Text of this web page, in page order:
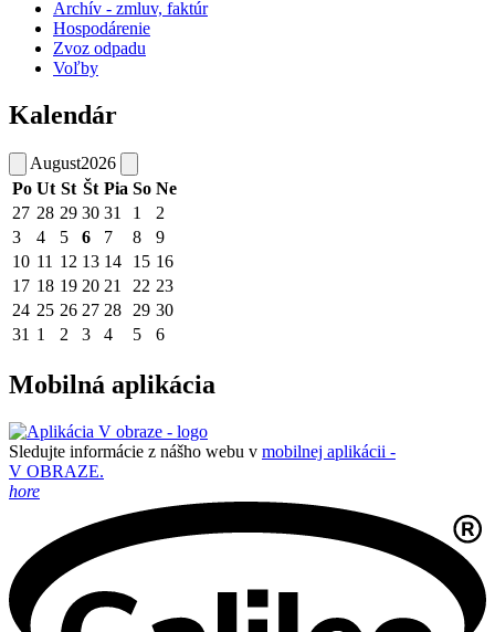
Archív - zmluv, faktúr
Hospodárenie
Zvoz odpadu
Voľby
Kalendár
August2026
Po Ut St Št Pia So Ne
27 28 29 30 31 1
2
3
4 5 6 7 8
9
10 11 12 13 14 15 16
17 18 19 20 21 22 23
24 25 26 27 28 29 30
31 1 2 3 4 5 6
Mobilná aplikácia
Sledujte informácie z nášho webu v mobilnej aplikácii -
V OBRAZE.
hore